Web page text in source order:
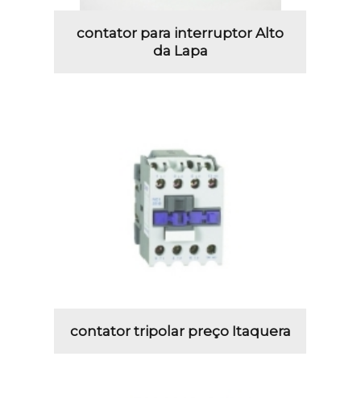
contator para interruptor Alto
da Lapa
contator tripolar preço Itaquera